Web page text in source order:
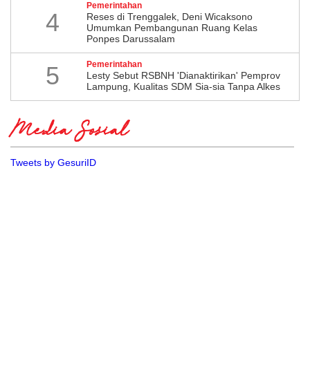
4
Pemerintahan
​Reses di Trenggalek, Deni Wicaksono
Umumkan Pembangunan Ruang Kelas
Ponpes Darussalam
5 Pemerintahan
Lesty Sebut RSBNH 'Dianaktirikan' Pemprov
Lampung, Kualitas SDM Sia-sia Tanpa Alkes
Media Sosial
Tweets by GesuriID